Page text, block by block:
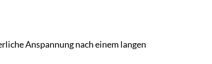
Anspannung nach einem langen